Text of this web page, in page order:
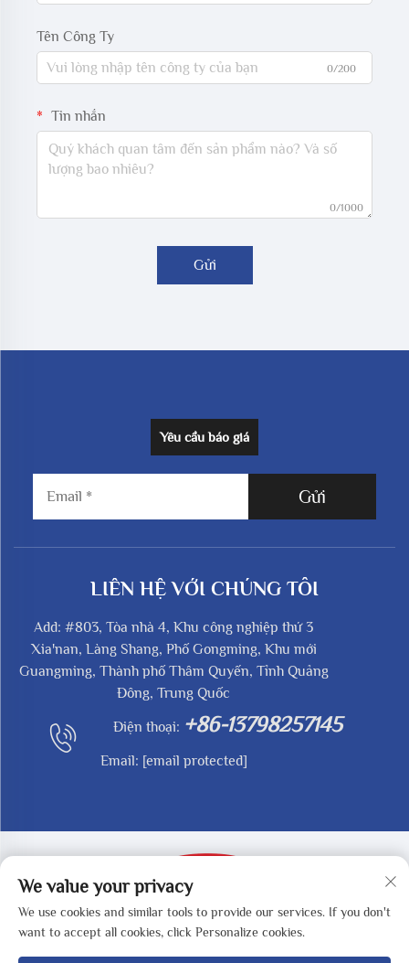
Tên Công Ty
0/200
Tin nhắn
0/1000
Gửi
Yêu cầu báo giá
Gửi
LIÊN HỆ VỚI CHÚNG TÔI
Add: #803, Tòa nhà 4, Khu công nghiệp thứ 3
Xia'nan, Làng Shang, Phố Gongming, Khu mới
Guangming, Thành phố Thâm Quyến, Tỉnh Quảng
Đông, Trung Quốc
Điện thoại: +86-13798257145
Email: [email protected]
Bản quyền © 2025 thuộc về SHENZHEN REDY-MED
TECHNOLOGY CO.,LTD - Chính sách bảo mật
We value your privacy
We use cookies and similar tools to provide our services. If you don't
want to accept all cookies, click Personalize cookies.